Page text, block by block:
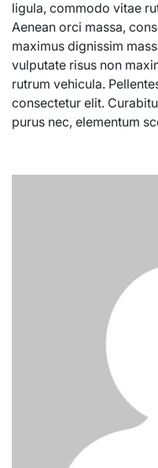
ligula, commodo vitae
Aenean orci massa,
maximus dignissim
vulputate risus non
rutrum vehicula.
consectetur elit.
purus nec, elementum